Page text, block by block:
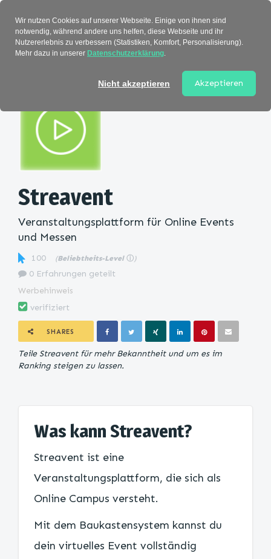
Streavent
Veranstaltungsplattform für Online Events
und Messen
100 (Beliebtheits-Level ⓘ )
0 Erfahrungen geteilt
Werbehinweis
verifiziert
SHARES
Teile Streavent für mehr Bekanntheit und um es im
Ranking steigen zu lassen.
Was kann Streavent?
Streavent ist eine
Veranstaltungsplattform, die sich als
Online Campus versteht.
Mit dem Baukastensystem kannst du
dein virtuelles Event vollständig
Wir nutzen Cookies auf unserer Webseite. Einige von ihnen sind
notwendig, während andere uns helfen, diese Webseite und ihr
Nutzererlebnis zu verbessern (Statistiken, Komfort, Personalisierung).
Mehr dazu in unserer Datenschutzerklärung.
Nicht akzeptieren Akzeptieren